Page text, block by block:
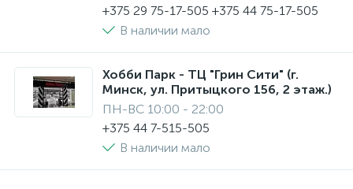
+375 29 75-17-505 +375 44 75-17-505
В наличии мало
Хобби Парк - ТЦ "Грин Сити" (г.
Минск, ул. Притыцкого 156, 2 этаж.)
ПН-ВС 10:00 - 22:00
+375 44 7-515-505
В наличии мало